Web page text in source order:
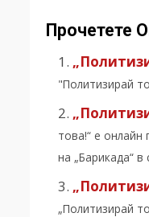
Прочетете
"Политизирай
това!“ е
на „Барикада“ в
„Политизирай